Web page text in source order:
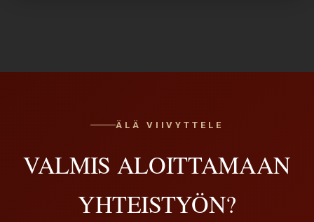
ÄLÄ VIIVYTTELE
VALMIS ALOITTAMAAN
YHTEISTYÖN?